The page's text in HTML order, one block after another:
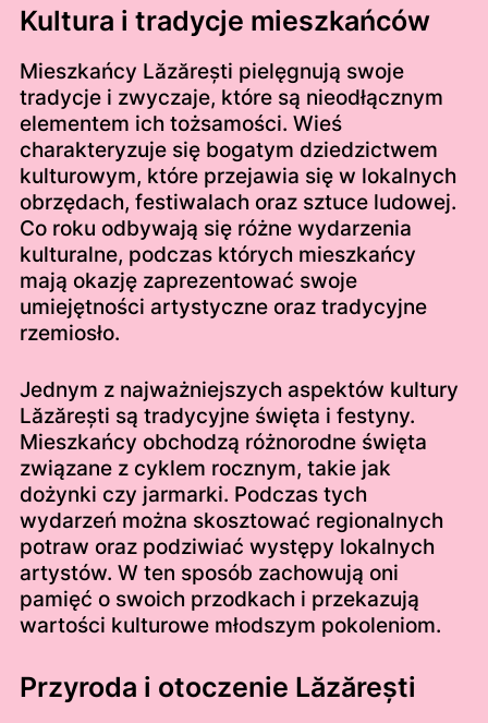
Kultura i tradycje mieszkańców
Mieszkańcy Lăzărești pielęgnują swoje
tradycje i zwyczaje, które są nieodłącznym
elementem ich tożsamości. Wieś
charakteryzuje się bogatym dziedzictwem
kulturowym, które przejawia się w lokalnych
obrzędach, festiwalach oraz sztuce ludowej.
Co roku odbywają się różne wydarzenia
kulturalne, podczas których mieszkańcy
mają okazję zaprezentować swoje
umiejętności artystyczne oraz tradycyjne
rzemiosło.
Jednym z najważniejszych aspektów kultury
Lăzărești są tradycyjne święta i festyny.
Mieszkańcy obchodzą różnorodne święta
związane z cyklem rocznym, takie jak
dożynki czy jarmarki. Podczas tych
wydarzeń można skosztować regionalnych
potraw oraz podziwiać występy lokalnych
artystów. W ten sposób zachowują oni
pamięć o swoich przodkach i przekazują
wartości kulturowe młodszym pokoleniom.
Przyroda i otoczenie Lăzărești